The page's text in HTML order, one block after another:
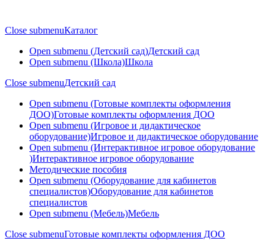
Close submenuКаталог
Open submenu (Детский сад)Детский сад
Open submenu (Школа)Школа
Close submenuДетский сад
Open submenu (Готовые комплекты оформления
ДОО)Готовые комплекты оформления ДОО
Open submenu (Игровое и дидактическое
оборудование)Игровое и дидактическое оборудование
Open submenu (Интерактивное игровое оборудование
)Интерактивное игровое оборудование
Методические пособия
Open submenu (Оборудование для кабинетов
специалистов)Оборудование для кабинетов
специалистов
Open submenu (Мебель)Мебель
Close submenuГотовые комплекты оформления ДОО